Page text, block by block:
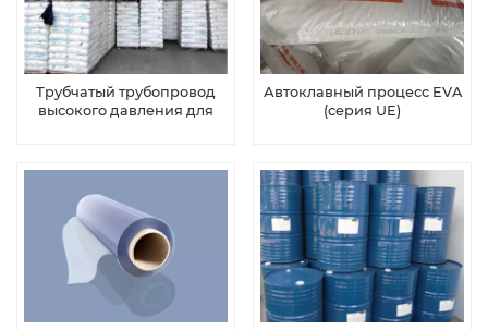
Трубчатый трубопровод
высокого давления для
Автоклавный процесс EVA
(серия UE)